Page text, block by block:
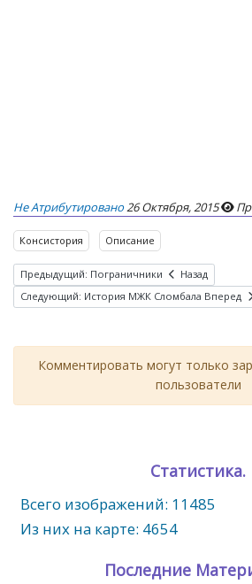
Не Атрибутировано26 Октября, 2015
Консистория Описание
Предыдущий: Пограничники
Назад
Следующий: История МЖК Сломбала Вперед
Комментировать могут только
пользователи
Статистика.
Всего изображений: 11485
Из них на карте: 4654
Последние